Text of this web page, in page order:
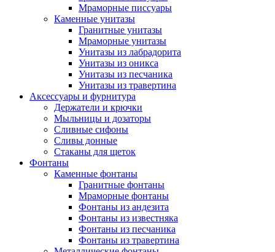
Мраморные писсуары
Каменные унитазы
Гранитные унитазы
Мраморные унитазы
Унитазы из лабрадорита
Унитазы из оникса
Унитазы из песчаника
Унитазы из травертина
Аксессуары и фурнитура
Держатели и крючки
Мыльницы и дозаторы
Сливные сифоны
Сливы донные
Стаканы для щеток
Фонтаны
Каменные фонтаны
Гранитные фонтаны
Мраморные фонтаны
Фонтаны из андезита
Фонтаны из известняка
Фонтаны из песчаника
Фонтаны из травертина